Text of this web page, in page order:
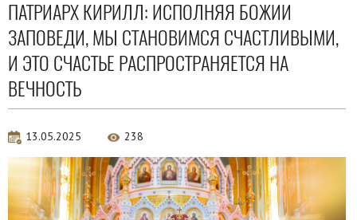
ПАТРИАРХ КИРИЛЛ: ИСПОЛНЯЯ БОЖИИ
ЗАПОВЕДИ, МЫ СТАНОВИМСЯ СЧАСТЛИВЫМИ,
И ЭТО СЧАСТЬЕ РАСПРОСТРАНЯЕТСЯ НА
ВЕЧНОСТЬ
13.05.2025 238